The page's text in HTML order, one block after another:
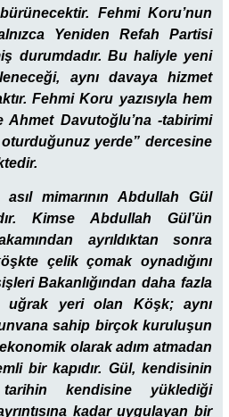
Fehmi Koru’nun
Yeniden Refah Partisi
durumdadır. Bu haliyle yeni
aynı davaya hizmet
Fehmi Koru yazısıyla hem
Ahmet Davutoğlu’na -tabirimi
yerde” dercesine
mimarının Abdullah Gül
Kimse Abdullah Gül’ün
ayrıldıktan sonra
çelik çomak oynadığını
Bakanlığından daha fazla
uğrak yeri olan Köşk; aynı
sahip birçok kuruluşun
olarak adım atmadan
bir kapıdır. Gül, kendisinin
kendisine yüklediği
kadar uygulayan bir